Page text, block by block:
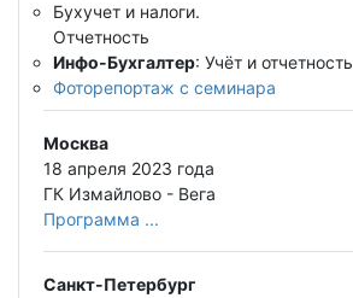
Бухучет и налоги.
Отчетность
Инфо-Бухгалтер: Учёт и отчетность
Фоторепортаж с семинара
Москва
18 апреля 2023 года
ГК Измайлово - Вега
Программа ...
Санкт-Петербург